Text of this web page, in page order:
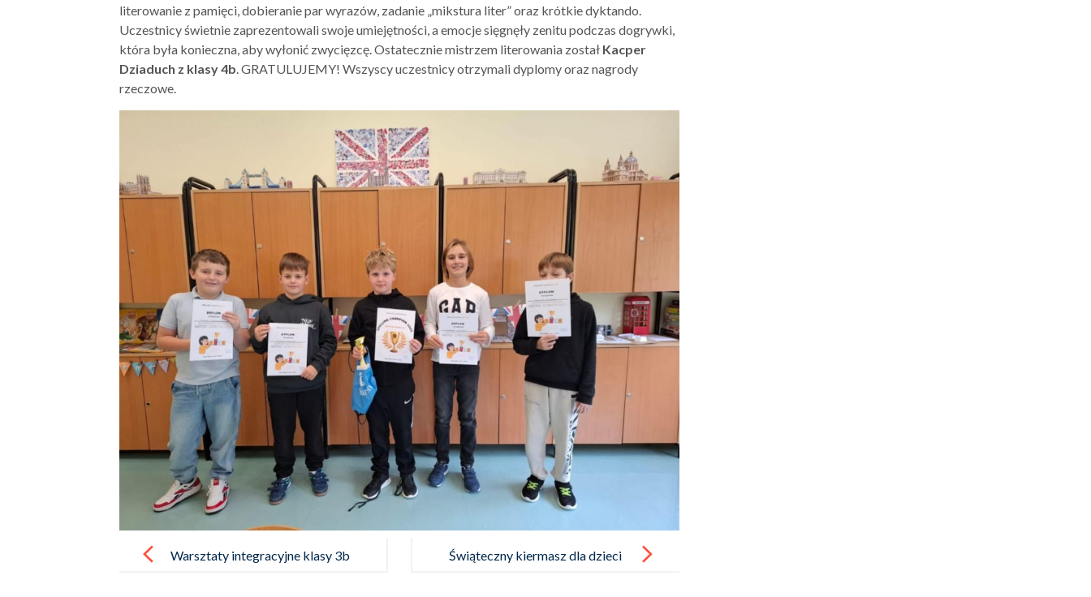
literowanie z pamięci, dobieranie par wyrazów, zadanie „mikstura liter” oraz krótkie dyktando.
Uczestnicy świetnie zaprezentowali swoje umiejętności, a emocje sięgnęły zenitu podczas dogrywki,
która była konieczna, aby wyłonić zwycięzcę. Ostatecznie mistrzem literowania został Kacper
Dziaduch z klasy 4b. GRATULUJEMY! Wszyscy uczestnicy otrzymali dyplomy oraz nagrody
rzeczowe.
navigationWarsztaty integracyjne klasy 3b
Świąteczny kiermasz dla dzieci